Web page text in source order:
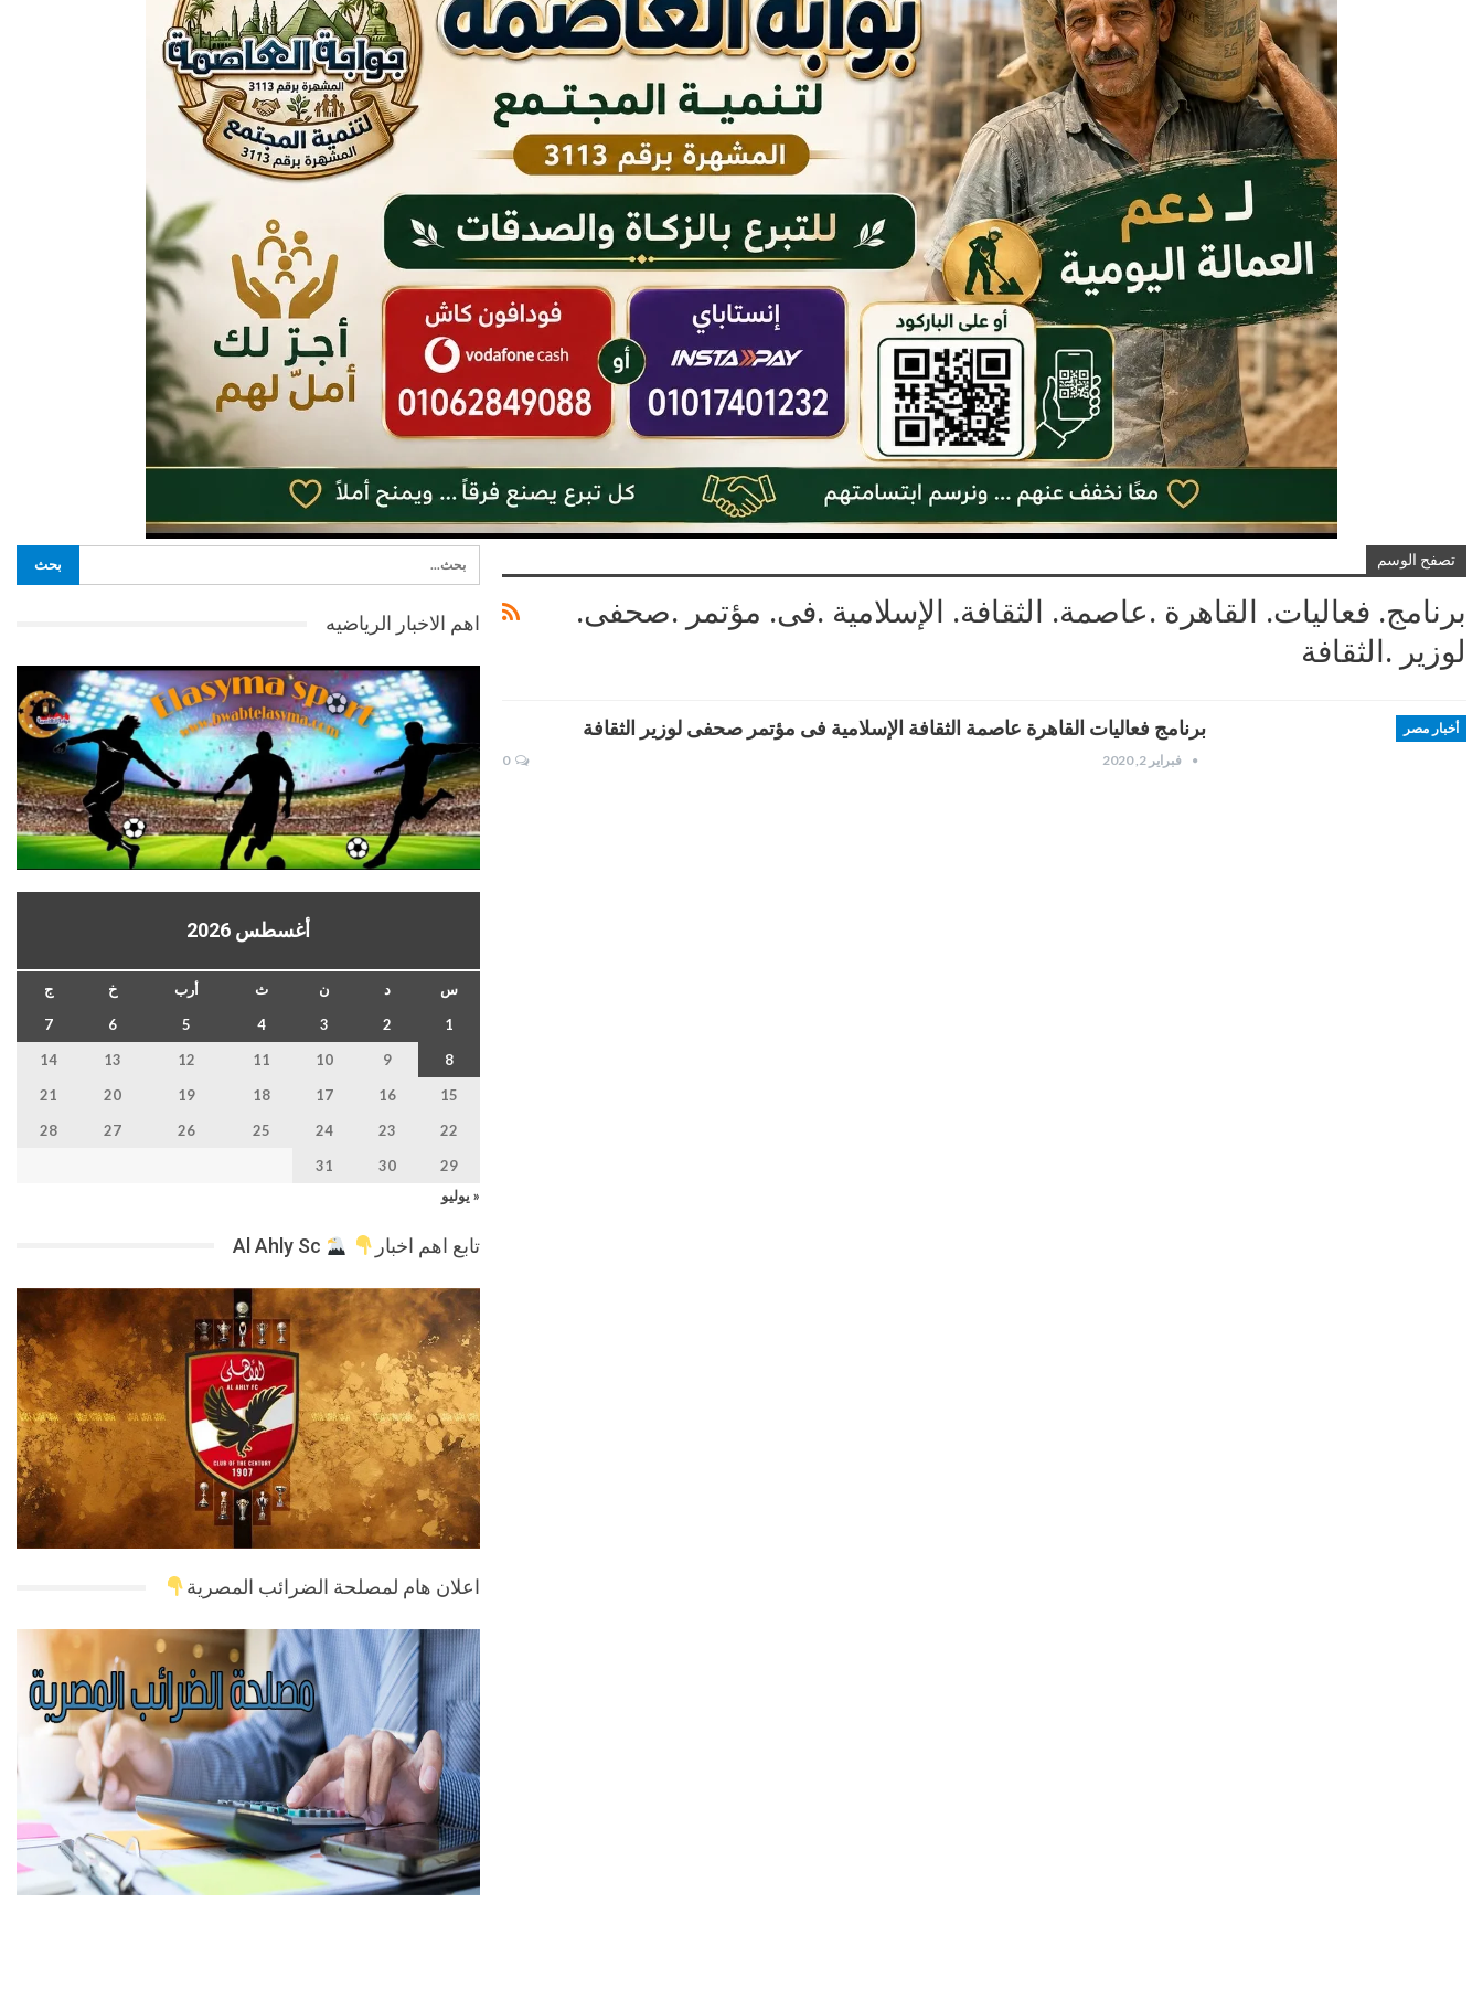
تصفح الوسم
برنامج. فعاليات. القاهرة .عاصمة. الثقافة. الإسلامية .فى. مؤتمر .صحفى.
لوزير .الثقافة
أخبار مصر برنامج فعاليات القاهرة عاصمة الثقافة الإسلامية فى مؤتمر صحفى لوزير الثقافة
فبراير 2, 2020 0
اهم الاخبار الرياضيه
أغسطس 2026
س د ن ث أرب خ
ج
1
2
3
4
5
6
7
8
9
10
11
12
13
14
15
16
17
18
19
20
21
22
23
24
25
26
27
28
29
30
31
« يوليو
تابع اهم اخبار
اعلان هام لمصلحة الضرائب المصرية